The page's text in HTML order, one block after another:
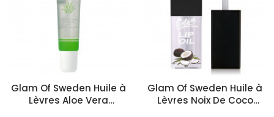
Glam Of Sweden Huile à
Lèvres Aloe Vera
Glam Of Sweden Huile à
Lèvres Noix De Coco